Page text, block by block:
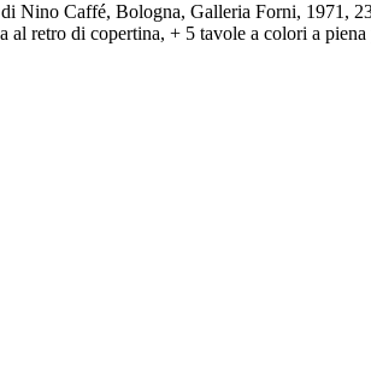
Nino Caffé, Bologna, Galleria Forni, 1971,
retro di copertina, + 5 tavole a colori a